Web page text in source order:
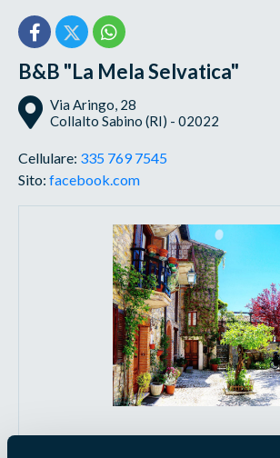
B&B "La Mela Selvatica"
Via Aringo, 28
Collalto Sabino (RI) - 02022
Cellulare: 335 769 7545
Sito:facebook.com